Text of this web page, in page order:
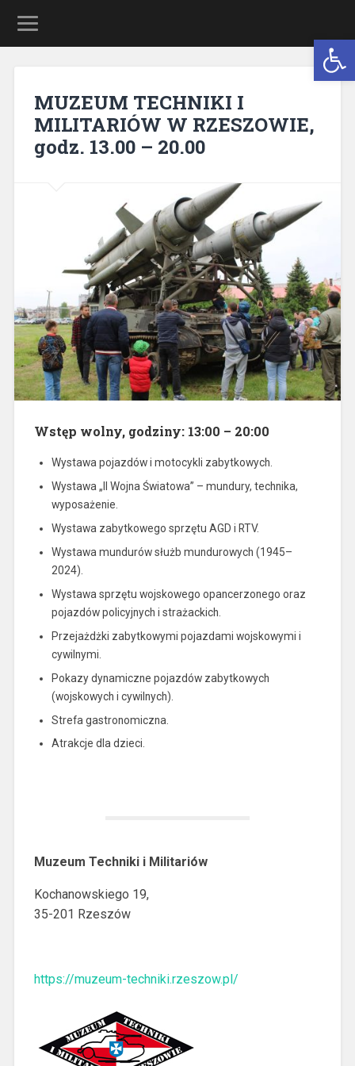
MUZEUM TECHNIKI I
MILITARIÓW W RZESZOWIE,
godz. 13.00 – 20.00
Wstęp wolny, godziny: 13:00 – 20:00
Wystawa pojazdów i motocykli zabytkowych.
Wystawa „II Wojna Światowa” – mundury, technika,
wyposażenie.
Wystawa zabytkowego sprzętu AGD i RTV.
Wystawa mundurów służb mundurowych (1945–
2024).
Wystawa sprzętu wojskowego opancerzonego oraz
pojazdów policyjnych i strażackich.
Przejażdżki zabytkowymi pojazdami wojskowymi i
cywilnymi.
Pokazy dynamiczne pojazdów zabytkowych
(wojskowych i cywilnych).
Strefa gastronomiczna.
Atrakcje dla dzieci.
Muzeum Techniki i Militariów
Kochanowskiego 19,
35-201 Rzeszów
https://muzeum-techniki.rzeszow.pl/